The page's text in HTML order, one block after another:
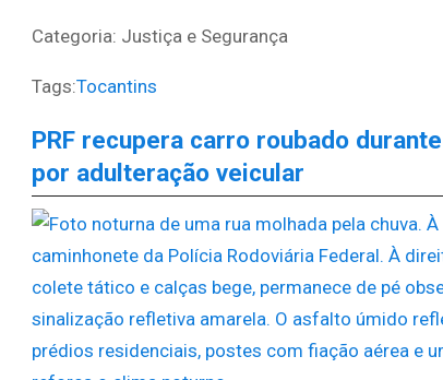
Categoria: Justiça e Segurança
Tags:Tocantins
PRF recupera carro roubado
por adulteração veicular